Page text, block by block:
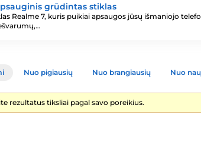
grūdintas stiklas
Realme 7, kuris puikiai apsaugos jūsų išmaniojo
Nuo pigiausių Nuo brangiausių Nuo
rezultatus tiksliai pagal savo poreikius.